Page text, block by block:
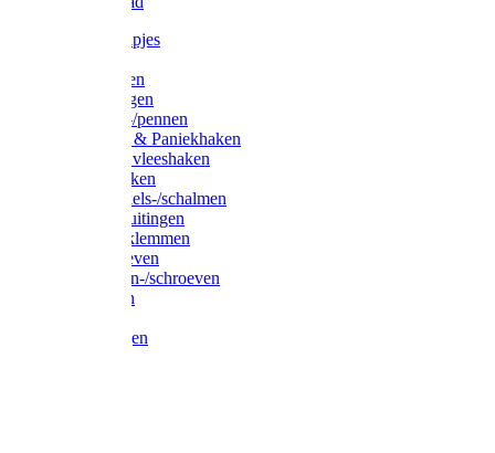
Simplexknipjes
Sleutelringen
Gelaste ringen
Borgveren-/pennen
Musketons & Paniekhaken
S-haken & vleeshaken
Karabijnhaken
Noodschakels-/schalmen
Harp-/D-sluitingen
Staaldraadklemmen
Spanschroeven
Ringmoeren-/schroeven
Puntkousen
Aanlegringen